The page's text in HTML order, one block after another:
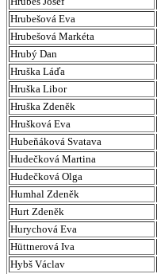
Hrubešová Eva
Hrubešová Markéta
Hrubý Dan
Hruška Láďa
Hruška Libor
Hruška Zdeněk
Hrušková Eva
Hubeňáková Svatava
Hudečková Martina
Hudečková Olga
Humhal Zdeněk
Hurt Zdeněk
Hurychová Eva
Hüttnerová Iva
Hybš Václav